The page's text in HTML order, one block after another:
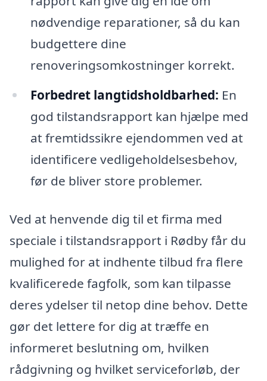
nødvendige reparationer, så du kan
budgettere dine
renoveringsomkostninger korrekt.
Forbedret langtidsholdbarhed: En
god tilstandsrapport kan hjælpe med
at fremtidssikre ejendommen ved at
identificere vedligeholdelsesbehov,
før de bliver store problemer.
Ved at henvende dig til et firma med
speciale i tilstandsrapport i Rødby får du
mulighed for at indhente tilbud fra flere
kvalificerede fagfolk, som kan tilpasse
deres ydelser til netop dine behov. Dette
gør det lettere for dig at træffe en
informeret beslutning om, hvilken
rådgivning og hvilket serviceforløb, der